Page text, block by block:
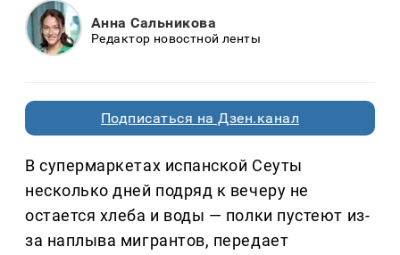
Анна Сальникова
Редактор новостной ленты
Подписаться на Дзен.канал
В супермаркетах испанской Сеуты
несколько дней подряд к вечеру не
остается хлеба и воды — полки пустеют из-
за наплыва мигрантов, передает